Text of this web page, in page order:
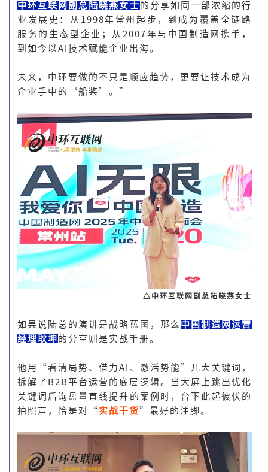
中环互联网副总陆晓燕女士 的分享如同一部浓缩的行
业发展史：从1998年常州起步，到成为覆盖全链路
服务的生态型企业；从2007年与中国制造网携手，
到如今以AI技术赋能企业出海。
未来，中环要做的不只是顺应趋势，更要让技术成为
企业手中的‘船桨’。”
△ 中环互联网副总陆晓燕女士
如果说陆总的演讲是战略蓝图，那么 中国制造网运营
经理耿坤 的分享则是实战手册。
他用“看清局势、借力AI、激活势能”几大关键词，
拆解了B2B平台运营的底层逻辑。当大屏上跳出优化
关键词后询盘量直线提升的案例时，台下此起彼伏的
拍照声，恰是对“ 实战干货”最好的注脚。